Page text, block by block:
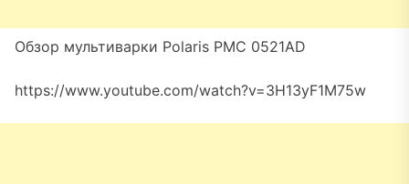
Обзор мультиварки Polaris PMC 0521AD
https://www.youtube.com/watch?v=3H13yF1M75w